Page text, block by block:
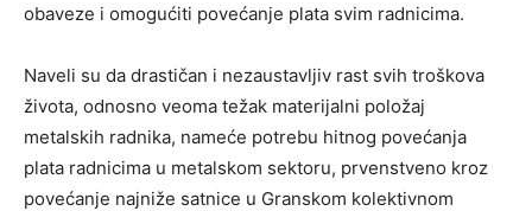
obaveze i omogućiti povećanje plata svim radnicima.
Naveli su da drastičan i nezaustavljiv rast svih troškova
života, odnosno veoma težak materijalni položaj
metalskih radnika, nameće potrebu hitnog povećanja
plata radnicima u metalskom sektoru, prvenstveno kroz
povećanje najniže satnice u Granskom kolektivnom